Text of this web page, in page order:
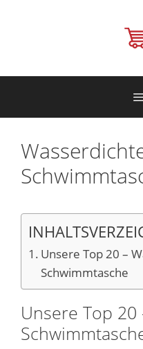
Unsere Top 20 –
Schwimmtasche
Unsere Top